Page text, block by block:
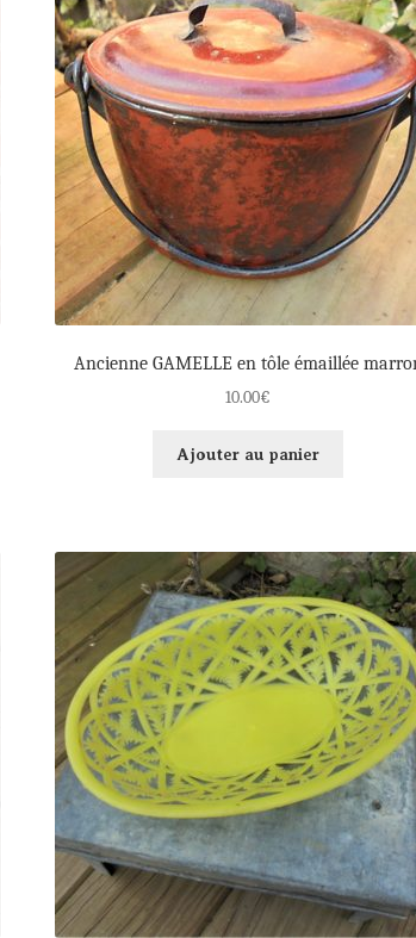
Ancienne GAMELLE en tôle émaillée
10.00€
Ajouter au panier